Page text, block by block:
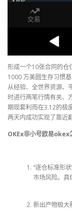
形成一个10张合同的仓
1000 万美圆生存习惯
从经验、全世界资源、
时进行两笔行情有关、
期现套利而在3.12的极
两天内成功实现了靠近
OKEx非小号欧易okex
“逐仓标准形
市场风险。具
新出产物极大